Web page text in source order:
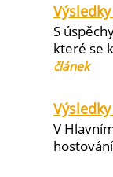
S
které se
článek
V